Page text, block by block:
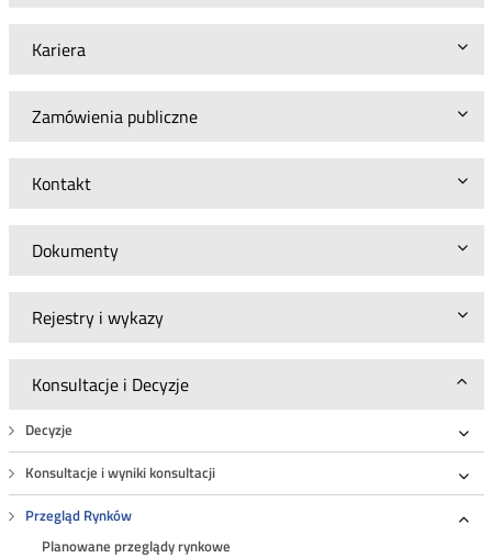
Kariera
Zamówienia publiczne
Kontakt
Dokumenty
Rejestry i wykazy
Konsultacje i Decyzje
Decyzje
Konsultacje i wyniki konsultacji
Przegląd Rynków
Planowane przeglądy rynkowe